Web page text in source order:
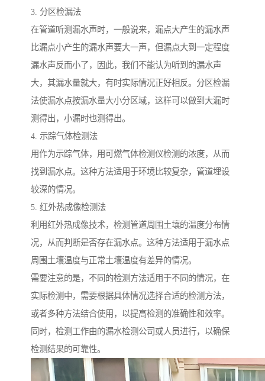
3. 分区检漏法
在管道听测漏水声时，一般说来，漏点大产生的漏水声
比漏点小产生的漏水声要大一声，但漏点大到一定程度
漏水声反而小了，因此，我们不能认为听到的漏水声
大，其漏水量就大，有时实际情况正好相反。分区检漏
法使漏水点按漏水量大小分区域，这样可以做到大漏时
测得出，小漏时也测得出。
4. 示踪气体检测法
用作为示踪气体，用可燃气体检测仪检测的浓度，从而
找到漏水点。这种方法适用于环境比较复杂，管道埋设
较深的情况。
5. 红外热成像检测法
利用红外热成像技术，检测管道周围土壤的温度分布情
况，从而判断是否存在漏水点。这种方法适用于漏水点
周围土壤温度与正常土壤温度有差异的情况。
需要注意的是，不同的检测方法适用于不同的情况，在
实际检测中，需要根据具体情况选择合适的检测方法，
或者多种方法结合使用，以提高检测的准确性和效率。
同时，检测工作由的漏水检测公司或人员进行，以确保
检测结果的可靠性。